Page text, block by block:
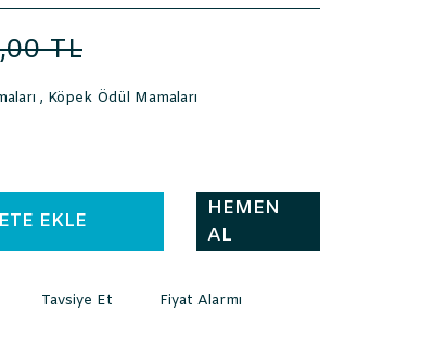
TL
, Köpek Ödül Mamaları
EKLE
HEMEN
AL
Tavsiye Et Fiyat Alarmı